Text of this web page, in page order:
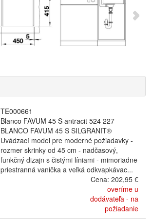
TE000661
Blanco FAVUM 45 S antracit 524 227
BLANCO FAVUM 45 S SILGRANIT®
Uvádzací model pre moderné požiadavky -
rozmer skrinky od 45 cm - nadčasový,
funkčný dizajn s čistými líniami - mimoriadne
priestranná vanička a veľká odkvapkávac...
Cena: 202,95 €
overíme u
dodávateľa - na
požiadanie